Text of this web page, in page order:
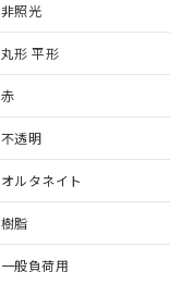
非照光
丸形 平形
赤
不透明
オルタネイト
樹脂
一般負荷用